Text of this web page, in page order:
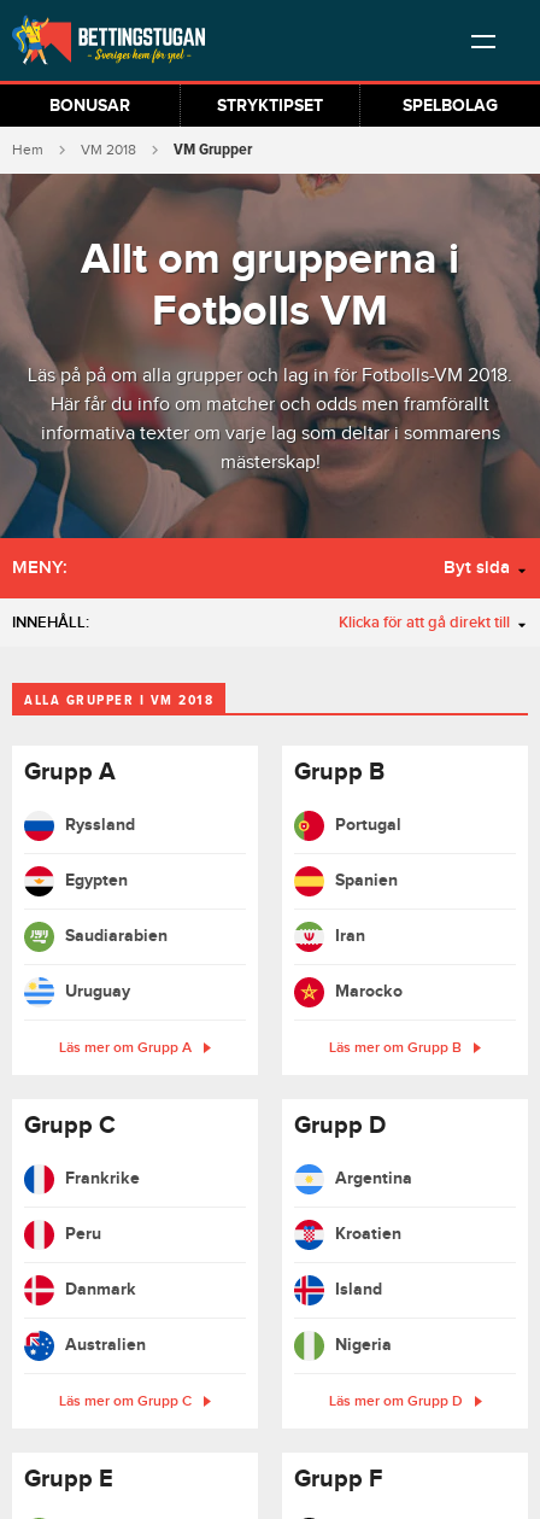
BONUSAR STRYKTIPSET SPELBOLAG
Hem VM 2018 VM Grupper
Allt om grupperna i
Fotbolls VM
Läs på på om alla grupper och lag in för Fotbolls-VM 2018.
Här får du info om matcher och odds men framförallt
informativa texter om varje lag som deltar i sommarens
mästerskap!
MENY: Byt sida
INNEHÅLL: Klicka för att gå direkt till
ALLA GRUPPER I VM 2018
Grupp A
Ryssland
Egypten
Saudiarabien
Uruguay
Läs mer om Grupp A
Grupp B
Portugal
Spanien
Iran
Marocko
Läs mer om Grupp B
Grupp C
Frankrike
Peru
Danmark
Australien
Läs mer om Grupp C
Grupp D
Argentina
Kroatien
Island
Nigeria
Läs mer om Grupp D
Grupp E Grupp F